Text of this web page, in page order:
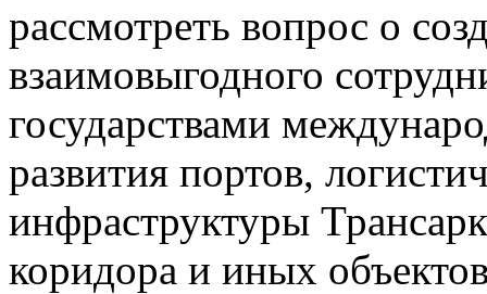
рассмотреть вопрос о
взаимовыгодного
государствами
развития портов,
инфраструктуры
коридора и иных